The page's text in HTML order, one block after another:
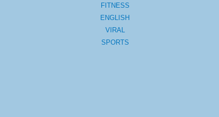
FITNESS
ENGLISH
VIRAL
SPORTS